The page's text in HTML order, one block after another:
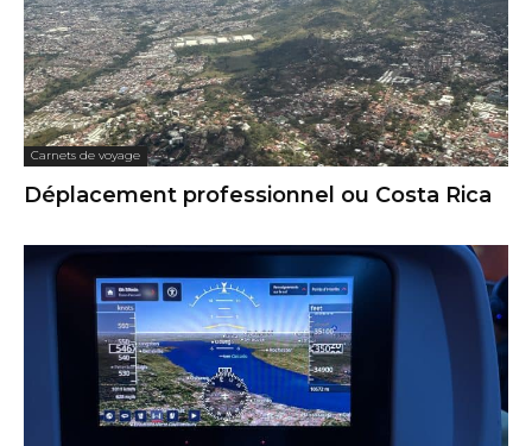
Carnets de voyage
Déplacement professionnel ou Costa Rica